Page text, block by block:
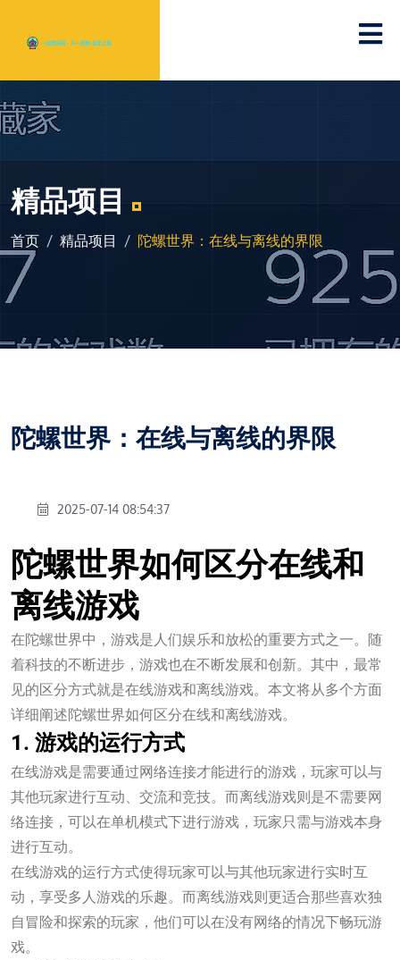
精品项目
首页 精品项目 陀螺世界：在线与离线的界限
陀螺世界：在线与离线的界限
2025-07-14 08:54:37
陀螺世界如何区分在线和
离线游戏
在陀螺世界中，游戏是人们娱乐和放松的重要方式之一。随
着科技的不断进步，游戏也在不断发展和创新。其中，最常
见的区分方式就是在线游戏和离线游戏。本文将从多个方面
详细阐述陀螺世界如何区分在线和离线游戏。
1. 游戏的运行方式
在线游戏是需要通过网络连接才能进行的游戏，玩家可以与
其他玩家进行互动、交流和竞技。而离线游戏则是不需要网
络连接，可以在单机模式下进行游戏，玩家只需与游戏本身
进行互动。
在线游戏的运行方式使得玩家可以与其他玩家进行实时互
动，享受多人游戏的乐趣。而离线游戏则更适合那些喜欢独
自冒险和探索的玩家，他们可以在没有网络的情况下畅玩游
戏。